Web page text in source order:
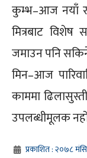
कुम्भ–आज नयाँ र
मित्रबाट विशेष
जमाउन पनि
मिन–आज
काममा
उपलब्धीमूलक
प्रकाशित : २०७८